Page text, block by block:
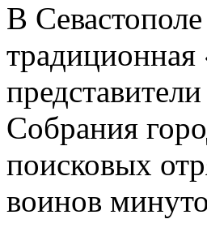
В
Собрания
поисковых
воинов